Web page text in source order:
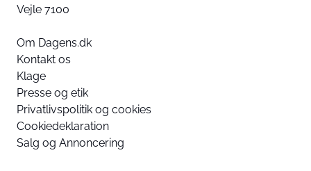
Vejle 7100
Om Dagens.dk
Kontakt os
Klage
Presse og etik
Privatlivspolitik og cookies
Cookiedeklaration
Salg og Annoncering